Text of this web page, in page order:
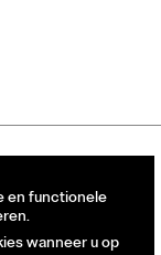
en functionele
wanneer u op